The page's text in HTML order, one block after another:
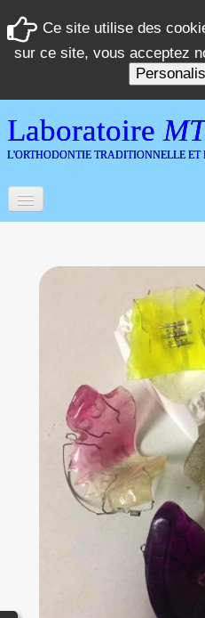
Ce site utilise des
sur ce site, vous acceptez
Laboratoire
L'ORTHODONTIE TRADITIONNELLE ET
Laboratoire
Numérisation 3D